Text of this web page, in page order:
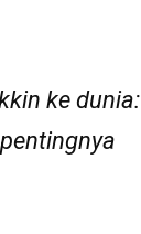
ke dunia: